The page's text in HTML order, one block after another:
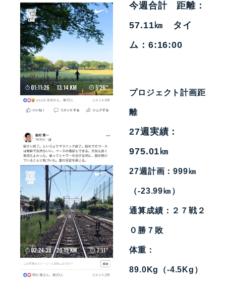
今週合計 距離：
57.11㎞ タイ
ム：6:16:00
プロジェクト計画距
離
27週実績：
975.01㎞
27週計画：999㎞
（-23.99㎞）
通算成績：２７ 戦２
０勝７敗
体重：
89.0Kg（-4.5Kg）